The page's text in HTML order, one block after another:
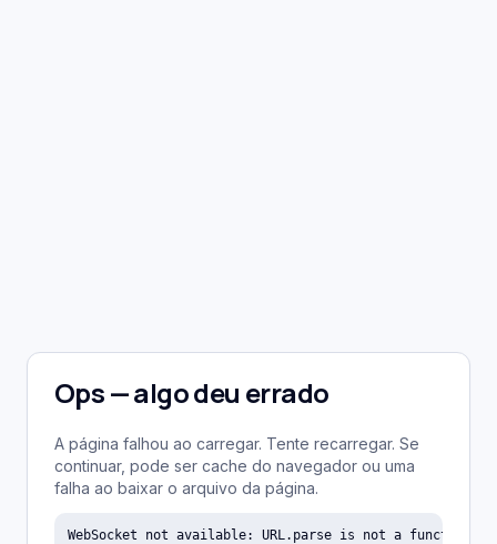
Ops — algo deu errado
A página falhou ao carregar. Tente recarregar. Se
continuar, pode ser cache do navegador ou uma
falha ao baixar o arquivo da página.
WebSocket not available: URL.parse is not a function